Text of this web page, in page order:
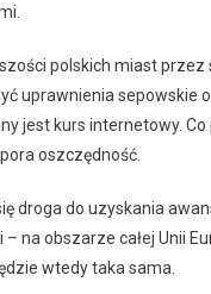
polskich miast przez
uprawnienia
jest kurs internetowy.
oszczędność.
droga do uzyskania
na obszarze całej Unii
wtedy taka sama.